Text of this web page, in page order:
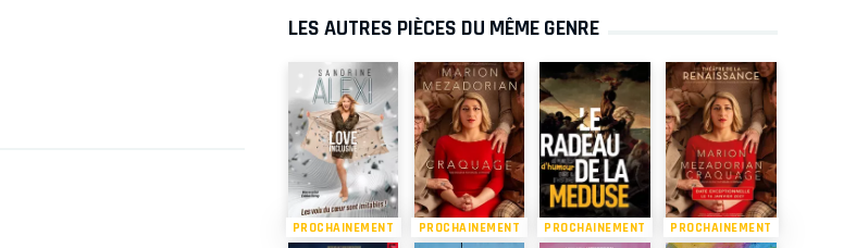
LES AUTRES PIÈCES DU MÊME GENRE
PROCHAINEMENT PROCHAINEMENT PROCHAINEMENT PROCHAINEMENT